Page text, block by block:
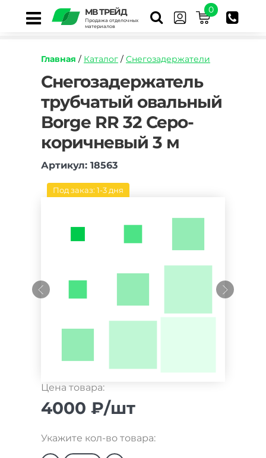
МВ ТРЕЙД
Продажа отделочных
материалов
0
Главная / Каталог / Снегозадержатели
https://mvtrade.ru/images/id/normal/
trubchatyj-
ovalnyj-
borge-
rr-
sero-
3-
Снегозадержатель
трубчатый овальный
Borge RR 32 Серо-
коричневый 3 м
Артикул: 18563
Под заказ: 1-3 дня
Цена товара:
4000 ₽/шт
Укажите кол-во товара: